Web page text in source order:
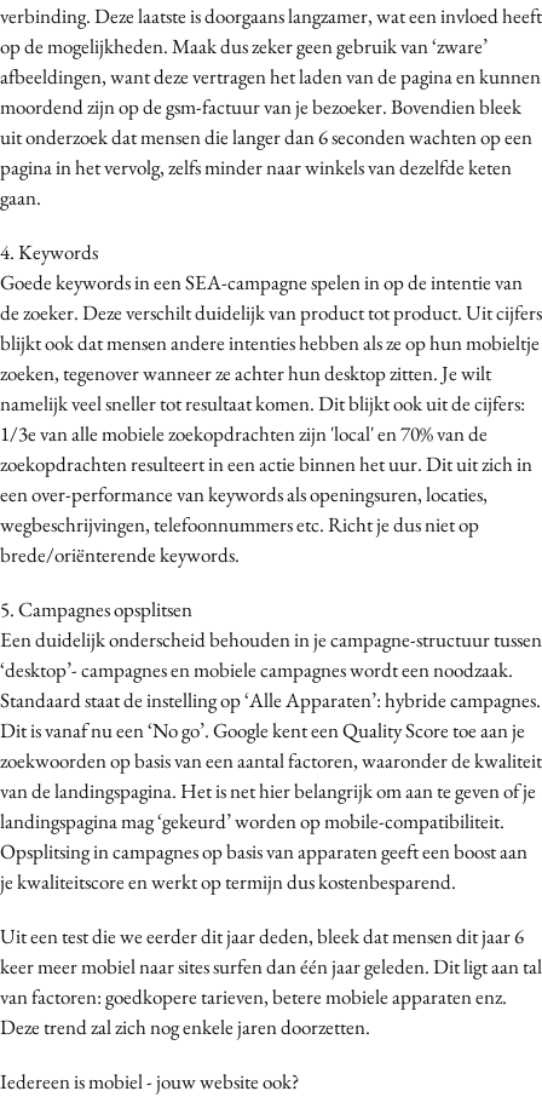
Martech
Media
Merkstrategie
PR
Programmatic
Purpose Marketing
verbinding. Deze laatste is doorgaans langzamer, wat een invloed heeft
op de mogelijkheden. Maak dus zeker geen gebruik van ‘zware’
afbeeldingen, want deze vertragen het laden van de pagina en kunnen
moordend zijn op de gsm-factuur van je bezoeker. Bovendien bleek
uit onderzoek dat mensen die langer dan 6 seconden wachten op een
pagina in het vervolg, zelfs minder naar winkels van dezelfde keten
gaan.
4. Keywords
Goede keywords in een SEA-campagne spelen in op de intentie van
de zoeker. Deze verschilt duidelijk van product tot product. Uit cijfers
blijkt ook dat mensen andere intenties hebben als ze op hun mobieltje
zoeken, tegenover wanneer ze achter hun desktop zitten. Je wilt
namelijk veel sneller tot resultaat komen. Dit blijkt ook uit de cijfers:
1/3e van alle mobiele zoekopdrachten zijn 'local' en 70% van de
zoekopdrachten resulteert in een actie binnen het uur. Dit uit zich in
een over-performance van keywords als openingsuren, locaties,
wegbeschrijvingen, telefoonnummers etc. Richt je dus niet op
brede/oriënterende keywords.
5. Campagnes opsplitsen
Een duidelijk onderscheid behouden in je campagne-structuur tussen
‘desktop’- campagnes en mobiele campagnes wordt een noodzaak.
Standaard staat de instelling op ‘Alle Apparaten’: hybride campagnes.
Dit is vanaf nu een ‘No go’. Google kent een Quality Score toe aan je
zoekwoorden op basis van een aantal factoren, waaronder de kwaliteit
van de landingspagina. Het is net hier belangrijk om aan te geven of je
landingspagina mag ‘gekeurd’ worden op mobile-compatibiliteit.
Opsplitsing in campagnes op basis van apparaten geeft een boost aan
je kwaliteitscore en werkt op termijn dus kostenbesparend.
Uit een test die we eerder dit jaar deden, bleek dat mensen dit jaar 6
keer meer mobiel naar sites surfen dan één jaar geleden. Dit ligt aan tal
van factoren: goedkopere tarieven, betere mobiele apparaten enz.
Deze trend zal zich nog enkele jaren doorzetten.
Iedereen is mobiel - jouw website ook?